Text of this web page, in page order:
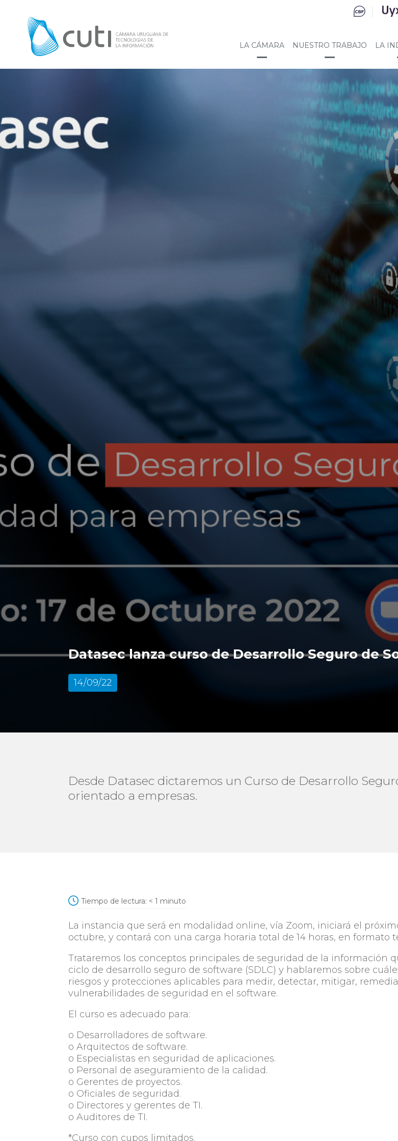
LA CÁMARA NUESTRO TRABAJO LA
Datasec lanza curso de Desarrollo Seguro de
14/09/22
Desde Datasec dictaremos un Curso de Desarrollo
orientado a empresas.
Tiempo de lectura: < 1 minuto
La instancia que será en modalidad online, vía Zoom, iniciará el
octubre, y contará con una carga horaria total de 14 horas, en formato
Trataremos los conceptos principales de seguridad de la información
ciclo de desarrollo seguro de software (SDLC) y hablaremos sobre
riesgos y protecciones aplicables para medir, detectar, mitigar,
vulnerabilidades de seguridad en el software.
El curso es adecuado para:
o Desarrolladores de software.
o Arquitectos de software.
o Especialistas en seguridad de aplicaciones.
o Personal de aseguramiento de la calidad.
o Gerentes de proyectos.
o Oficiales de seguridad.
o Directores y gerentes de TI.
o Auditores de TI.
*Curso con cupos limitados.